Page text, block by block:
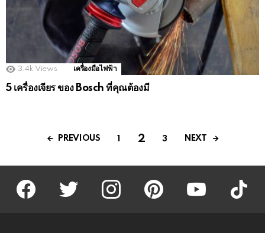
3.4k Views เครื่องมือไฟฟ้า
5 เครื่องเจียร ของ Bosch ที่คุณต้องมี
PREVIOUS 1 2 3 NEXT
facebook twitter instagram pinterest youtube tiktok